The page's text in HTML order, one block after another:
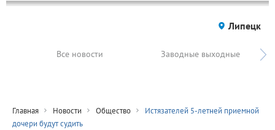
Липецк
Все новости Заводные выходные
Главная Новости Общество
Истязателей 5-летней приемной
дочери будут судить